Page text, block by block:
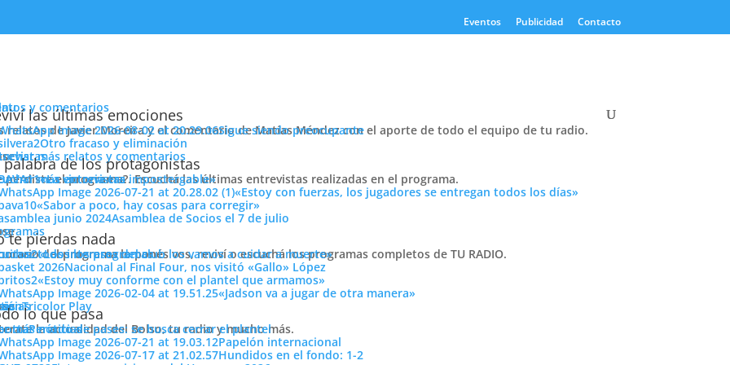
Eventos Publicidad Contacto
y comentarios
las últimas emociones
relatos de Javier Moreira y el comentario de Matías Méndez con el aporte de todo el equipo de tu radio.
Sigue siendo preocupante
Otro fracaso y eliminación
más relatos y comentarios
palabra de los protagonistas
perdiste el programa?. Escuchá las últimas entrevistas realizadas en el programa.
más entrevistas
«La victoria era impostergable»
«Estoy con fuerzas, los jugadores se entregan todos los días»
«Sabor a poco, hay cosas para corregir»
Asamblea de Socios el 7 de julio
te pierdas nada
del programa lo ponés vos, reviví o escuchá los programas completos de TU RADIO.
todos los programas
«Los intereses del club los vamos a cuidar a muerte»
Nacional al Final Four, nos visitó «Gallo» López
«Estoy muy conforme con el plantel que armamos»
«Jadson va a jugar de otra manera»
Play
lo que pasa
la actualidad del Bolso, tu radio y mucho más.
más noticias
Período de pases: se busca cerrar el plantel
Papelón internacional
Hundidos en el fondo: 1-2
partido de exigencia internacional en lo que va de la
equipo que se encontró con un Nacional muy dinámico en los
rápidamente arriba en el marcador y a partir de ahí
intenciones de juego y despertando a expectativas a nivel
jugadores, Nacional se quedó con la victoria definitiva por tres a
Tweets by PasionTricolor1